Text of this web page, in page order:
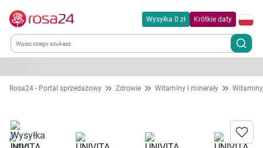
Wysyłka 0 zł Krótkie daty
Kategorie
Dla zwierząt
Rosa24 - Portal sprzedażowy Zdrowie Witaminy i minerały Witaminy